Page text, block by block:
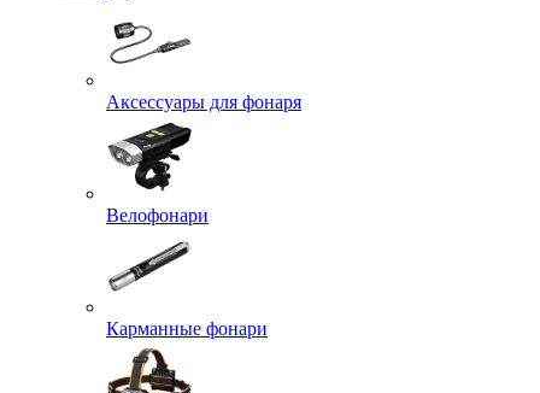
Аксессуары для фонаря
Велофонари
Карманные фонари